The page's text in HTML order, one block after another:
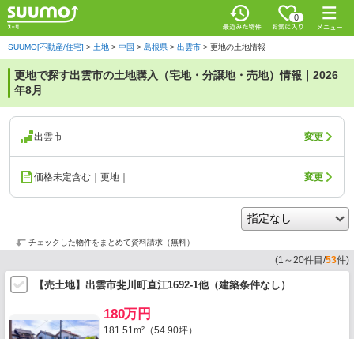
0
SUUMO[不動産/住宅] > 土地 > 中国 > 島根県 > 出雲市 > 更地の土地情報
更地で探す出雲市の土地購入（宅地・分譲地・売地）情報｜2026
年8月
出雲市 変更
価格未定含む｜更地｜ 変更
チェックした物件をまとめて資料請求（無料）
(1 ～20件目/53件)
【売土地】出雲市斐川町直江1692-1他（建築条件なし）
180万円
181.51m²（54.90坪）